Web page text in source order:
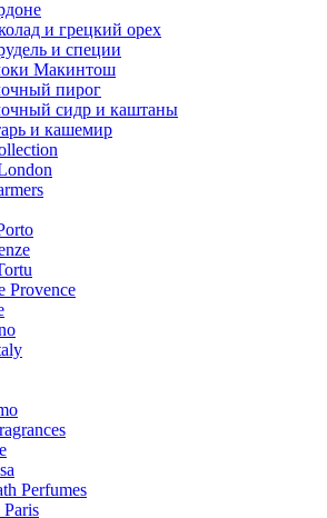
и грецкий орех
и специи
Макинтош
пирог
сидр и каштаны
и кашемир
Provence
Perfumes